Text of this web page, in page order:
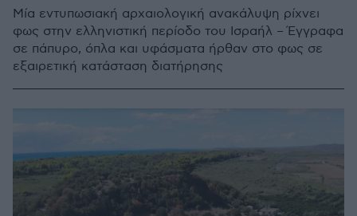
Μία εντυπωσιακή αρχαιολογική ανακάλυψη ρίχνει
φως στην ελληνιστική περίοδο του Ισραήλ – Έγγραφα
σε πάπυρο, όπλα και υφάσματα ήρθαν στο φως σε
εξαιρετική κατάσταση διατήρησης